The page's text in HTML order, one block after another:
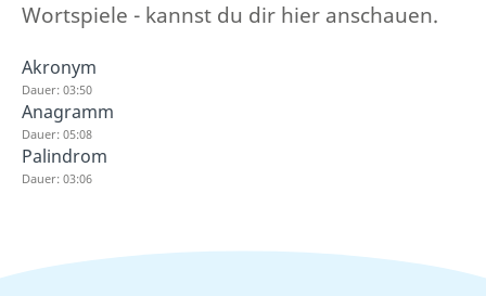
Wortspiele - kannst du dir hier anschauen.
Akronym
Dauer: 03:50
Anagramm
Dauer: 05:08
Palindrom
Dauer: 03:06